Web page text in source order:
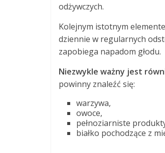
odżywczych.
Kolejnym istotnym
dziennie w regularnych
zapobiega napadom głodu.
Niezwykle ważny jest
powinny znaleźć się:
warzywa,
owoce,
pełnoziarniste
białko pochodzące z